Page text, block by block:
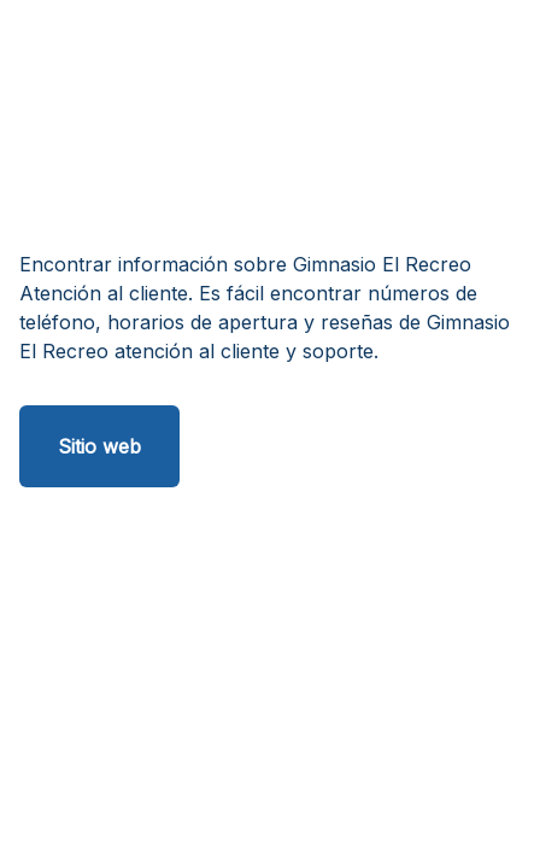
Encontrar información sobre Gimnasio El Recreo
Atención al cliente. Es fácil encontrar números de
teléfono, horarios de apertura y reseñas de Gimnasio
El Recreo atención al cliente y soporte.
Sitio web